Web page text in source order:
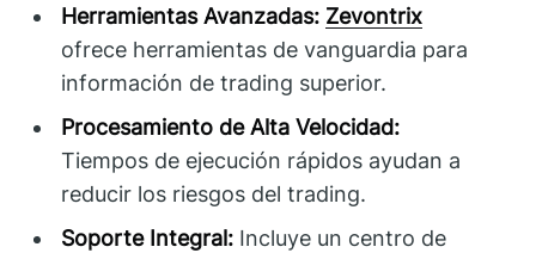
Herramientas Avanzadas: Zevontrix
ofrece herramientas de vanguardia para
información de trading superior.
Procesamiento de Alta Velocidad:
Tiempos de ejecución rápidos ayudan a
reducir los riesgos del trading.
Soporte Integral: Incluye un centro de